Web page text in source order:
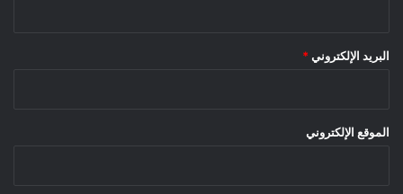
البريد الإلكتروني *
الموقع الإلكتروني